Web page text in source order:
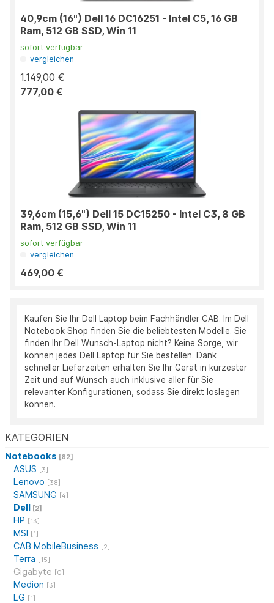
KATEGORIEN
Notebooks [82]
ASUS [3]
Lenovo [38]
SAMSUNG [4]
Dell [2]
HP [13]
MSI [1]
CAB MobileBusiness [2]
Terra [15]
Gigabyte [0]
Medion [3]
LG [1]
40,9cm (16") Dell 16 DC16251 - Intel C5, 16 GB
Ram, 512 GB SSD, Win 11
sofort verfügbar
vergleichen
1.149,00 €
777,00 €
39,6cm (15,6") Dell 15 DC15250 - Intel C3, 8 GB
Ram, 512 GB SSD, Win 11
sofort verfügbar
vergleichen
469,00 €
Kaufen Sie Ihr Dell Laptop beim Fachhändler CAB. Im Dell
Notebook Shop finden Sie die beliebtesten Modelle. Sie
finden Ihr Dell Wunsch-Laptop nicht? Keine Sorge, wir
können jedes Dell Laptop für Sie bestellen. Dank
schneller Lieferzeiten erhalten Sie Ihr Gerät in kürzester
Zeit und auf Wunsch auch inklusive aller für Sie
relevanter Konfigurationen, sodass Sie direkt loslegen
können.